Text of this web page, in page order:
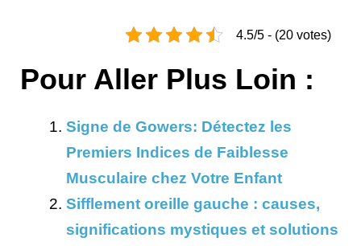
4.5/5 - (20 votes)
Pour Aller Plus Loin :
Signe de Gowers: Détectez les
Premiers Indices de Faiblesse
Musculaire chez Votre Enfant
Sifflement oreille gauche : causes,
significations mystiques et solutions